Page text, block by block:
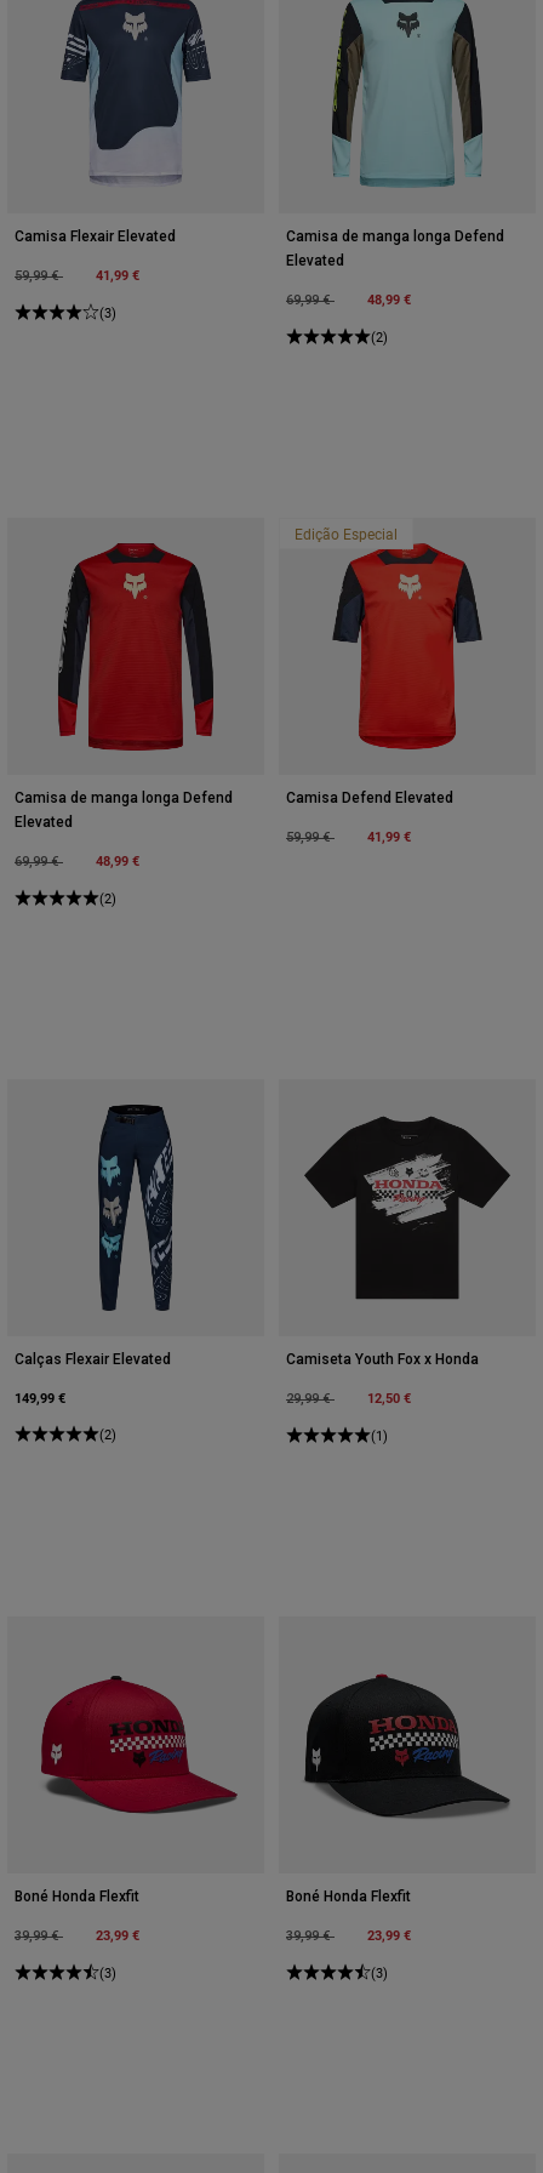
Camisa Flexair Elevated
Price reduced from
59,99 €to 41,99 €
(3)
Camisa de manga longa Defend
Elevated
Price reduced from
69,99 €to 48,99 €
(2)
Camisa de manga longa Defend
Elevated
Price reduced from
69,99 €to 48,99 €
(2)
Edição Especial
Camisa Defend Elevated
Price reduced from
59,99 €to 41,99 €
Calças Flexair Elevated
149,99 €
(2)
Camiseta Youth Fox x Honda
Price reduced from
29,99 €to 12,50 €
(1)
Boné Honda Flexfit
Price reduced from
39,99 €to 23,99 €
(3)
Boné Honda Flexfit
Price reduced from
39,99 €to 23,99 €
(3)